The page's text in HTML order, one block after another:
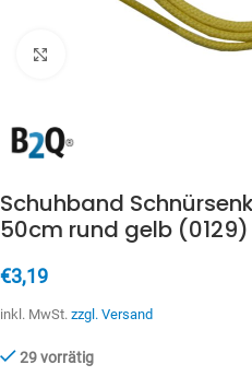
Zum Vergrößern anklicken
Schuhband
50cm rund gelb (0129)
€3,19
inkl. MwSt. zzgl. Versand
29 vorrätig